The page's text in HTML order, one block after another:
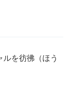
を彷彿（ほう